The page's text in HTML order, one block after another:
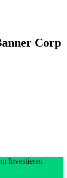
Corp
Investieren